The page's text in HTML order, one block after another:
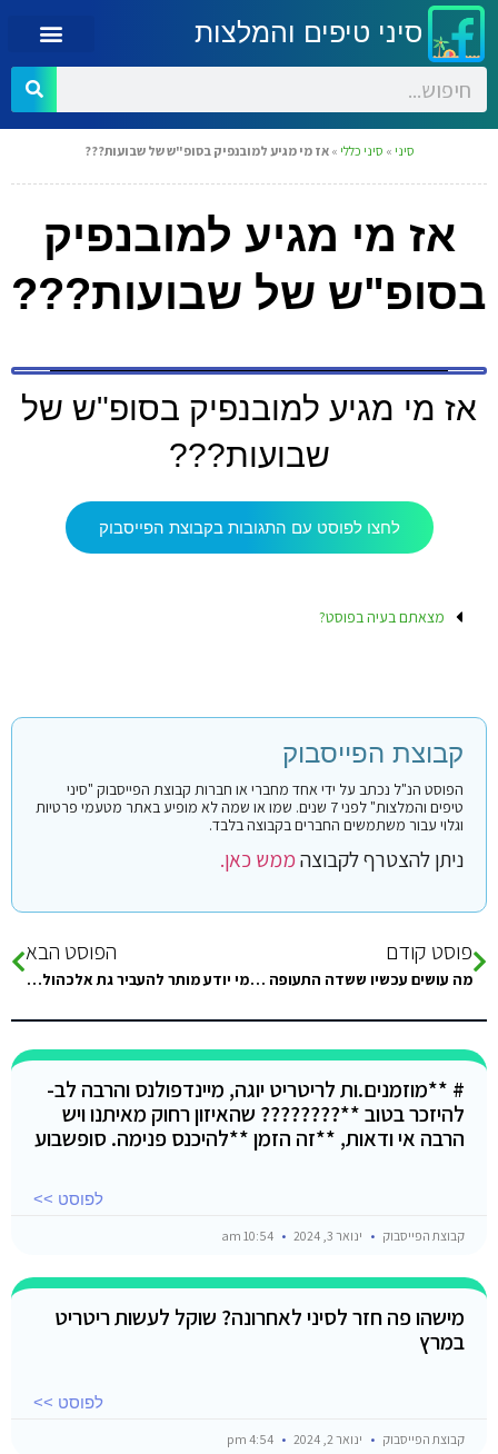
סיני טיפים והמלצות
סיני » סיני כללי »אז מי מגיע למובנפיק בסופ"ש של שבועות???
אז מי מגיע למובנפיק
בסופ"ש של שבועות???
אז מי מגיע למובנפיק בסופ"ש של
שבועות???
לחצו לפוסט עם התגובות בקבוצת הפייסבוק
מצאתם בעיה בפוסט?
קבוצת הפייסבוק
הפוסט הנ"ל נכתב על ידי אחד מחברי או חברות קבוצת הפייסבוק "סיני
טיפים והמלצות" לפני 7 שנים. שמו או שמה לא מופיע באתר מטעמי פרטיות
וגלוי עבור משתמשים החברים בקבוצה בלבד.
ניתן להצטרף לקבוצהממש כאן.
פוסט קודם
מה עושים עכשיו ששדה התעופה באילת סגור?
הפוסט הבא
מי יודע מותר להעביר גת אלכהול לסיני?
# **מוזמנים.ות לריטריט יוגה, מיינדפולנס והרבה לב-
להיזכר בטוב **???????? שהאיזון רחוק מאיתנו ויש
הרבה אי ודאות, **זה הזמן **להיכנס פנימה. סופשבוע
לפוסט >>
קבוצת הפייסבוק ינואר 3, 2024
מישהו פה חזר לסיני לאחרונה? שוקל לעשות ריטריט
במרץ
לפוסט >>
קבוצת הפייסבוק ינואר 2, 2024